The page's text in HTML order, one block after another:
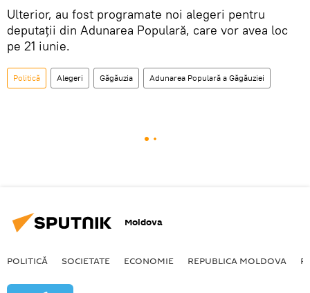
Ulterior, au fost programate noi alegeri pentru
deputații din Adunarea Populară, care vor avea loc
pe 21 iunie.
Politică Alegeri Găgăuzia Adunarea Populară a Găgăuziei
Moldova
POLITICĂ SOCIETATE ECONOMIE REPUBLICA MOLDOVA